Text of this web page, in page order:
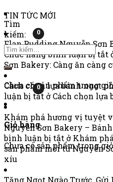
Tìm
kiếm:
0
Chưa có sản phẩm trong
0
Giỏ hàng
Chưa có sản phẩm trong
TIN TỨC MỚI
Flan Pudding Nguyễn Sơn
Chức năng bình luận bị tắt
Sơn Bakery: Càng ăn càng
Cách chọn lựa bánh ngọt
luận bị tắtở Cách chọn lựa
Khám phá hương vị tuyệt
Nguyễn Sơn Bakery –
bình luận bị tắtở Khám
sản phẩm mới từ Nguyễn
xíu